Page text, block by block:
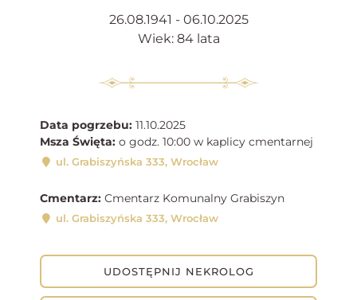
26.08.1941 - 06.10.2025
Wiek: 84 lata
Data pogrzebu: 11.10.2025
Msza Święta: o godz. 10:00 w kaplicy cmentarnej
ul. Grabiszyńska 333, Wrocław
Cmentarz: Cmentarz Komunalny Grabiszyn
ul. Grabiszyńska 333, Wrocław
UDOSTĘPNIJ NEKROLOG